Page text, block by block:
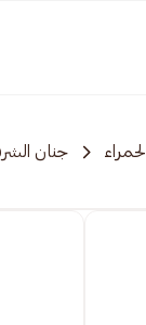
الحمراء جنان